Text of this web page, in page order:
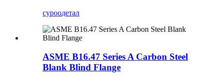
суроодетал
ASME B16.47 Series A Carbon Steel
Blank Blind Flange